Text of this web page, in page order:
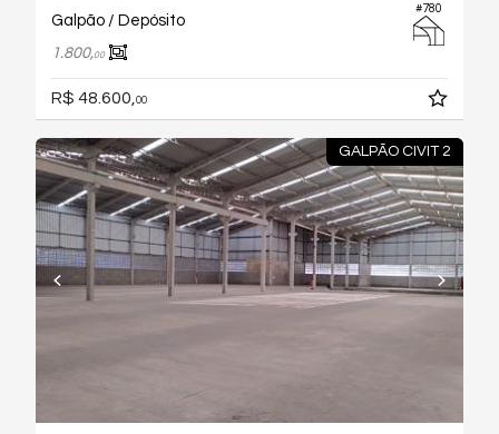
#780
Galpão / Depósito
1.800,00
R$ 48.600, 00
GALPÃO CIVIT 2